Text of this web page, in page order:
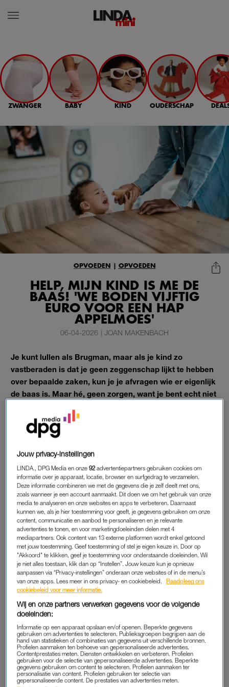
ZWANGER BABY KIND OUDERSCHAP
HELP, MIJN KIND IS ME DE
BAAS! 'WE BODEN VIJFTIG
EURO VOOR EEN HAP
APPELMOES'
OPVOEDEN OPVOEDEN
06-04-2026 | JOAN MAKENBACH
Je kunt lullen als Brugman, maar als je kind zo
vastberaden is dat je geen zeggenschap lijkt te hebben
over bepaalde zaken, kun je je afvragen wie er eigenlijk
de baas is. Maar hé, geen zorgen, want je bent echt niet
Zo ervaart ook journaliste Joan Makenbach.
NEE IS NEE
Vijftig euro boden we, voor één hap appelmoes. At hij niet. En
die keer dat hij als straf voor het niet op willen eten, laat staan
próeven van tomatensoep, meteen naar bed moest, terwijl zijn
voetbalvriendje gezellig bij ons aan de dis zat? Het deed hem
niks. Nee, in de opvoeding van mijn zoon Callum, destijds
zeven en nu een prepuber van dertien, staan we machteloos
als het gaat om zijn eetgedrag. Het kind heeft een vijftigtal
(merendeel gezonde) producten die hij blieft en we kunnen,
maar mondjesmaat iets toevoegen aan dat menu.
Of nog zoiets geks: hij wil geen sleepovers bij anderen. Hij
heeft absoluut geen heimwee en vindt het prima als vriendjes
of zijn neven hier logeren. Graag zelfs. Maar hij piekert er niet
over om bij een ander te slapen. Ook niet als dat de grote
verjaardagswens is van zijn beste vriend. Hij heeft er geen trek
in. Hoe vaak ik ook uitleg dat er niks geks kan gebeuren en
dat ik hem in geval van toch heimwee, zo zou ophalen.
Jouw privacy-instellingen
LINDA., DPG Media en onze92 advertentiepartners gebruiken cookies om
informatie over je apparaat, locatie, browser en surfgedrag te verzamelen.
Deze informatie combineren we met de gegevens die je zelf deelt met ons,
zoals wanneer je een account aanmaakt. Dit doen we om het gebruik van onze
media te analyseren en onze websites en apps te verbeteren. Daarnaast
kunnen we, als je hier toestemming voor geeft, je gegevens gebruiken om onze
content, communicatie en aanbod te personaliseren en je relevante
advertenties te tonen, en voor marketingdoeleinden delen met 4
mediapartners. Ook content van 13 externe platformen wordt enkel getoond
met jouw toestemming. Geef toestemming of stel je eigen keuze in. Door op
"Akkoord" te klikken, geef je toestemming voor onderstaande doeleinden. Wil
je niet alles toestaan, klik dan op “Instellen”. Jouw keuze kun je opnieuw
aanpassen via “Privacy-instellingen” onderaan onze websites of in de menu’s
van onze apps. Lees meer in ons privacy- en cookiebeleid.
Raadpleeg ons
cookiebeleid voor meer informatie.
Wij en onze partners verwerken gegevens voor de volgende
doeleinden:
Informatie op een apparaat opslaan en/of openen. Beperkte gegevens
gebruiken om advertenties te selecteren. Publieksgroepen begrijpen aan de
hand van statistieken of combinaties van gegevens uit verschillende bronnen.
Profielen aanmaken ten behoeve van gepersonaliseerde advertenties.
Contentprestaties meten. Diensten ontwikkelen en verbeteren. Profielen
gebruiken voor de selectie van gepersonaliseerde advertenties. Beperkte
gegevens gebruiken om content te selecteren. Profielen aanmaken ter
personalisatie van content. Profielen gebruiken ter selectie van
gepersonaliseerde content. De prestaties van advertenties meten.